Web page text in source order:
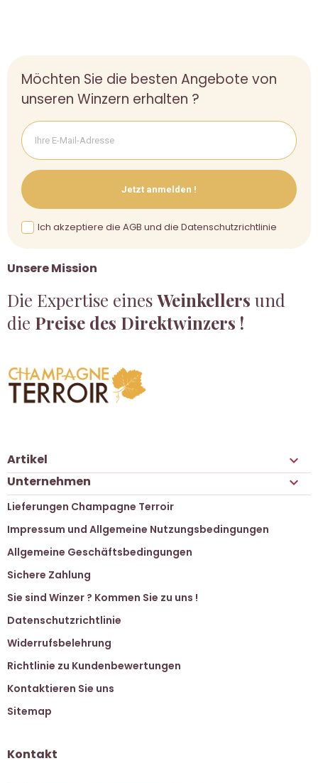
Unsere Mission
Die Expertise einesWeinkellers und
die Preise des Direktwinzers !
Möchten Sie die besten Angebote von
unseren Winzern erhalten ?
Jetzt anmelden !
Ich akzeptiere die AGB und die Datenschutzrichtlinie
Artikel 
Unternehmen 
Lieferungen Champagne Terroir
Impressum und Allgemeine Nutzungsbedingungen
Allgemeine Geschäftsbedingungen
Sichere Zahlung
Sie sind Winzer ? Kommen Sie zu uns !
Datenschutzrichtlinie
Widerrufsbelehrung
Richtlinie zu Kundenbewertungen
Kontaktieren Sie uns
Sitemap
Kontakt